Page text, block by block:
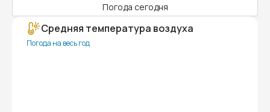
Погода сегодня
Средняя температура воздуха
Погода на весь год